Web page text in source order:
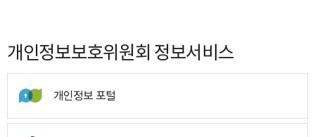
개인정보보호위원회 정보서비스
개인정보 포털